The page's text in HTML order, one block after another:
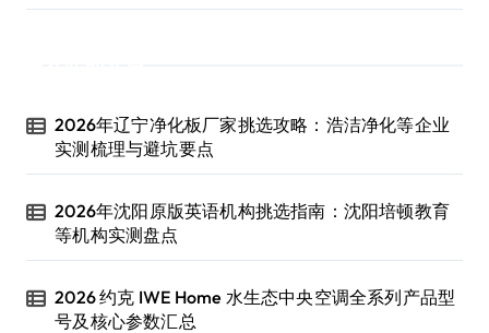
2026年辽宁净化板厂家挑选攻略：浩洁净化等企业
实测梳理与避坑要点
2026年沈阳原版英语机构挑选指南：沈阳培顿教育
等机构实测盘点
2026 约克 IWE Home 水生态中央空调全系列产品型
号及核心参数汇总